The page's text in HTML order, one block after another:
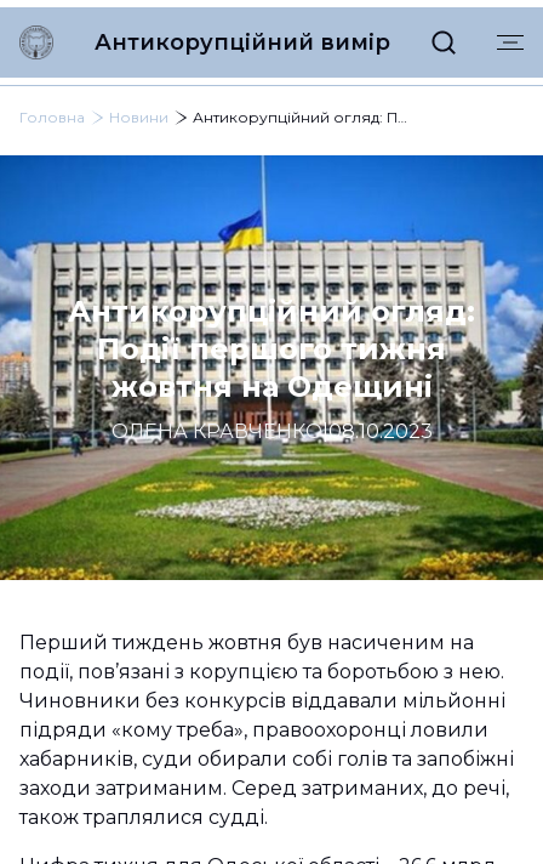
Антикорупційний вимір
Головна Новини Антикорупційний огляд: Події першого тижня жовтня на Одещині
Антикорупційний огляд:
Події першого тижня
жовтня на Одещині
ОЛЕНА КРАВЧЕНКО|08.10.2023
Перший тиждень жовтня був насиченим на
події, пов’язані з корупцією та боротьбою з нею.
Чиновники без конкурсів віддавали мільйонні
підряди «кому треба», правоохоронці ловили
хабарників, суди обирали собі голів та запобіжні
заходи затриманим. Серед затриманих, до речі,
також траплялися судді.